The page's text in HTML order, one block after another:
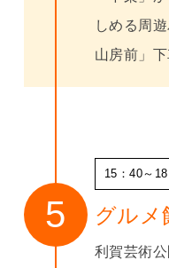
しめる周
山房前」
15：40～
グルメ
利賀芸術